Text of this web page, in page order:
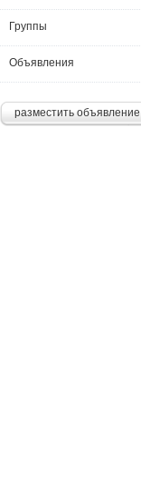
Группы
Объявления
разместить объявление